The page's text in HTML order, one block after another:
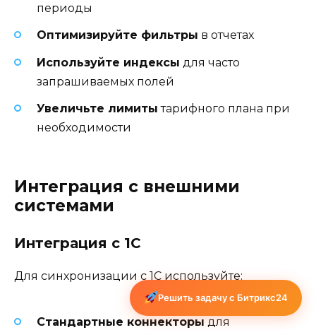
периоды
Оптимизируйте фильтры в отчетах
Используйте индексы для часто
запрашиваемых полей
Увеличьте лимиты тарифного плана при
необходимости
Интеграция с внешними
системами
Интеграция с 1С
Для синхронизации с 1С используйте:
Стандартные коннекторыдля
Решить задачу с Битрикс24